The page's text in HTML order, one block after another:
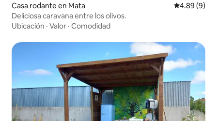
Casa rodante en Mata Calificación
4.89 (9)
Deliciosa caravana entre los olivos.
Ubicación · Valor · Comodidad